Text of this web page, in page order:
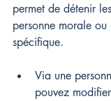
permet de détenir
personne morale
spécifique.
Via une
pouvez